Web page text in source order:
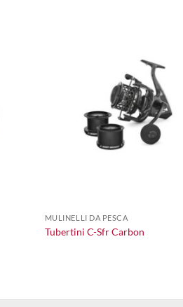
MULINELLI DA PESCA
Tubertini C-Sfr Carbon